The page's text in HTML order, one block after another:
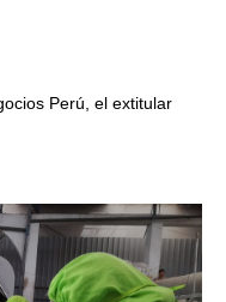
Perú, el extitular